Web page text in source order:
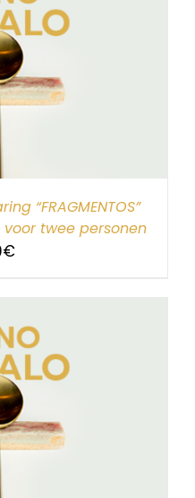
“FRAGMENTOS”
twee personen
€